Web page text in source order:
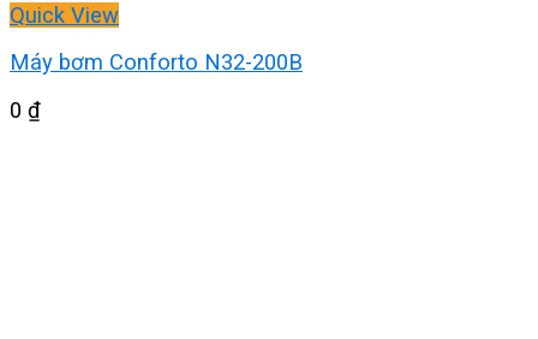
Quick View
Máy bơm Conforto N32-200B
0 ₫